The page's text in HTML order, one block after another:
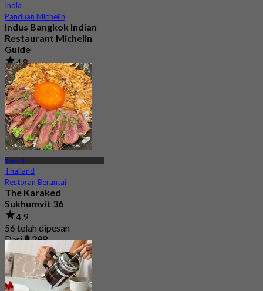
India
Panduan Michelin
Indus Bangkok Indian
Restaurant Michelin
Guide
4.8
893 telah dipesan
Dari฿ 1,050
Rama 4
Thailand
Restoran Berantai
The Karaked
Sukhumvit 36
4.9
56 telah dipesan
Dari฿ 298